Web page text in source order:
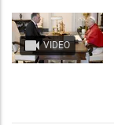
VIDEO